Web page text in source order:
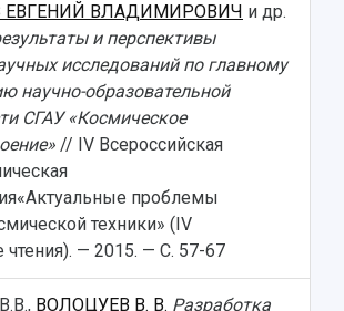
ЕВГЕНИЙ ВЛАДИМИРОВИЧ и др.
и перспективы
исследований по главному
научно-образовательной
СГАУ «Космическое
// IV Всероссийская
проблемы
техники» (IV
чтения). — 2015. — С. 57-67
ВОЛОЦУЕВ В. В. Разработка